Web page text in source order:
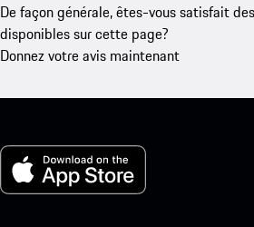
De façon générale, êtes-vous satisfait
disponibles sur cette page?
Donnez votre avis maintenant